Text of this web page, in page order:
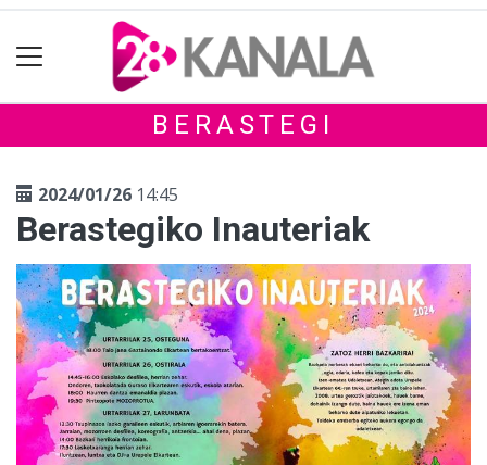
BERASTEGI
2024/01/26 14:45
Berastegiko Inauteriak